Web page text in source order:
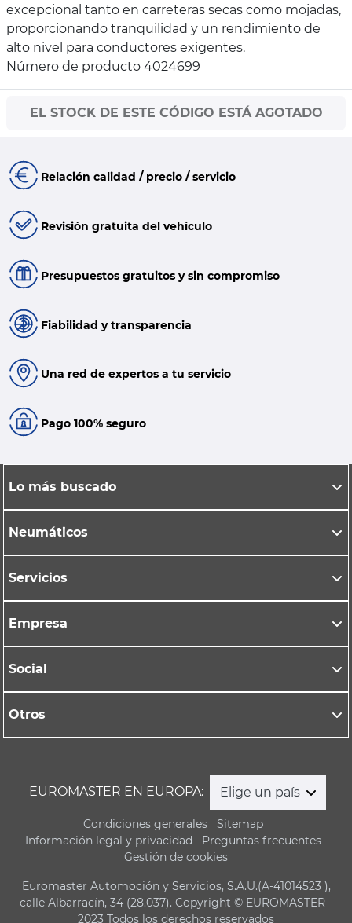
excepcional tanto en carreteras secas como mojadas,
proporcionando tranquilidad y un rendimiento de
alto nivel para conductores exigentes.
Número de producto 4024699
EL STOCK DE ESTE CÓDIGO ESTÁ AGOTADO
Relación calidad / precio / servicio
Revisión gratuita del vehículo
Presupuestos gratuitos y sin compromiso
Fiabilidad y transparencia
Una red de expertos a tu servicio
Pago 100% seguro
Lo más buscado
Neumáticos
Servicios
Empresa
Social
Otros
EUROMASTER EN EUROPA: Elige un país
Condiciones generales
Sitemap
Información legal y privacidad
Preguntas frecuentes
Gestión de cookies
Euromaster Automoción y Servicios, S.A.U.(A-41014523 ),
calle Albarracín, 34 (28.037). Copyright © EUROMASTER -
2023 Todos los derechos reservados